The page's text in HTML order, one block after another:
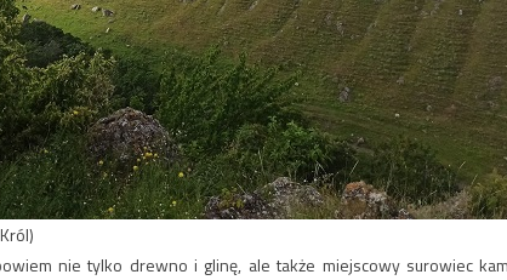
nie tylko drewno i glinę, ale także miejscowy surowiec